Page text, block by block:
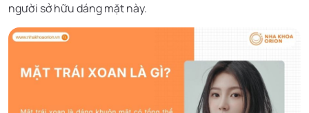
người sở hữu dáng mặt này.